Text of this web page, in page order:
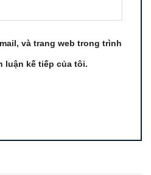
và trang web trong trình
luận kế tiếp của tôi.